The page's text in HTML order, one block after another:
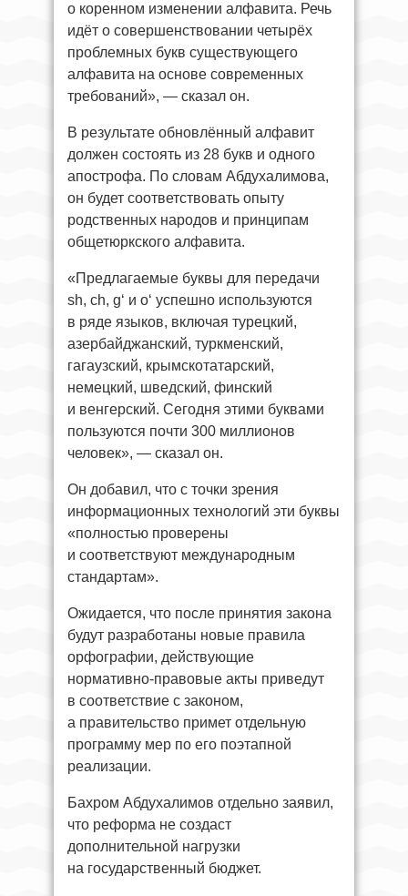
о коренном изменении алфавита. Речь
идёт о совершенствовании четырёх
проблемных букв существующего
алфавита на основе современных
требований», — сказал он.
В результате обновлённый алфавит
должен состоять из 28 букв и одного
апострофа. По словам Абдухалимова,
он будет соответствовать опыту
родственных народов и принципам
общетюркского алфавита.
«Предлагаемые буквы для передачи
sh, ch, g‘ и o‘ успешно используются
в ряде языков, включая турецкий,
азербайджанский, туркменский,
гагаузский, крымскотатарский,
немецкий, шведский, финский
и венгерский. Сегодня этими буквами
пользуются почти 300 миллионов
человек», — сказал он.
Он добавил, что с точки зрения
информационных технологий эти буквы
«полностью проверены
и соответствуют международным
стандартам».
Ожидается, что после принятия закона
будут разработаны новые правила
орфографии, действующие
нормативно-правовые акты приведут
в соответствие с законом,
а правительство примет отдельную
программу мер по его поэтапной
реализации.
Бахром Абдухалимов отдельно заявил,
что реформа не создаст
дополнительной нагрузки
на государственный бюджет.